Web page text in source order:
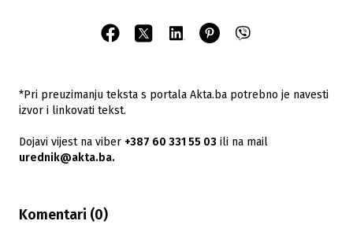
*Pri preuzimanju teksta s portala Akta.ba potrebno je navesti
izvor i linkovati tekst.
Dojavi vijest na viber +387 60 331 55 03 ili na mail
urednik@akta.ba.
Komentari (0)